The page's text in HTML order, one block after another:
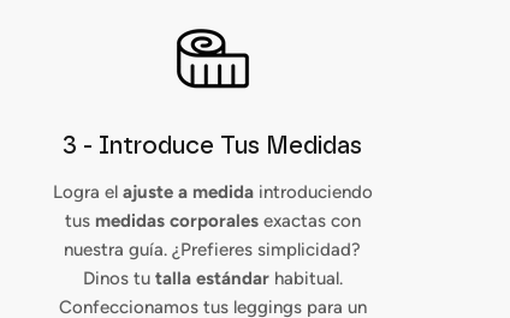
3 - Introduce Tus Medidas
Logra el ajuste a medidaintroduciendo
tus medidas corporalesexactas con
nuestra guía. ¿Prefieres simplicidad?
Dinos tu talla estándarhabitual.
Confeccionamos tus leggings para un